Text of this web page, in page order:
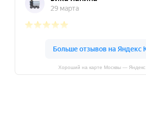
Хороший на карте Москвы —